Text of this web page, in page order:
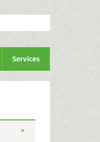
Services
>